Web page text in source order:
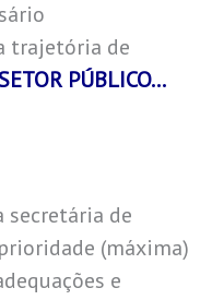
trajetória de
PÚBLICO…
secretária de
(máxima)
e